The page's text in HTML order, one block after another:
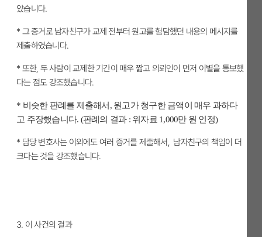
았습니다.
* 그 증거로 남자친구가 교제 전부터 원고를 험담했던 내용의 메시지를
제출하였습니다.
* 또한, 두 사람이 교제한 기간이 매우 짧고 의뢰인이 먼저 이별을 통보했
다는 점도 강조했습니다.
* 비슷한 판례를 제출해서, 원고가 청구한 금액이 매우 과하다
고 주장했습니다. (판례의 결과 : 위자료 1,000만 원 인정)
* 담당 변호사는 이외에도 여러 증거를 제출해서, 남자친구의 책임이 더
크다는 것을 강조했습니다.
3. 이 사건의 결과